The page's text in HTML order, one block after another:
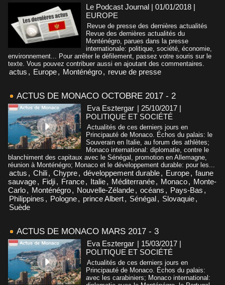
Le Podcast Journal | 01/01/2018 |
EUROPE
Revue de presse des dernières actualités
Revue des dernières actualités du
Monténégro, parues dans la presse
internationale: politique, société, économie,
environnement... Pour arrêter le défilement, passez votre souris sur le
texte. Vous pouvez contribuer aussi en ajoutant des commentaires.
actus , Europe, Monténégro, revue de presse
ACTUS DE MONACO OCTOBRE 2017 - 2
Eva Esztergar | 25/10/2017 |
POLITIQUE ET SOCIÉTÉ
Actualités de ces derniers jours en
Principauté de Monaco. Échos du palais: le
Souverain en Italie, au forum des athlètes;
Monaco international: diplomatie, contre le
blanchiment des capitaux avec le Sénégal, promotion en Allemagne,
réunion à Monténégro; Monaco et le développement durable: pour les...
actus , Chili, Chypre, développement durable, Europe, faune
sauvage, Fidji, France, Italie, Méditerranée, Monaco, Monte-
Carlo, Monténégro, Nouvelle-Zélande, océans , Pays-Bas ,
Philippines , Pologne, prince Albert, Sénégal, Slovaquie,
Suède
ACTUS DE MONACO MARS 2017 - 3
Eva Esztergar | 15/03/2017 |
POLITIQUE ET SOCIÉTÉ
Actualités de ces derniers jours en
Principauté de Monaco. Échos du palais:
avec les carabiniers; Monaco international: